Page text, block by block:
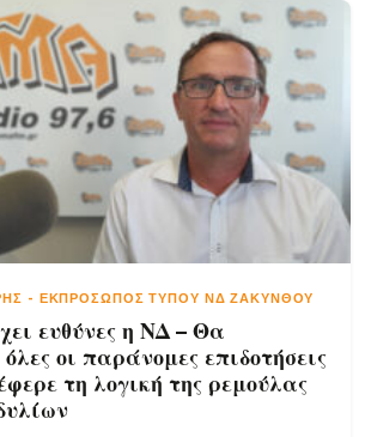
- ΕΚΠΡΌΣΩΠΟΣ ΤΎΠΟΥ ΝΔ ΖΑΚΎΝΘΟΥ
ευθύνες η ΝΔ – Θα
οι παράνομες επιδοτήσεις
τη λογική της ρεμούλας